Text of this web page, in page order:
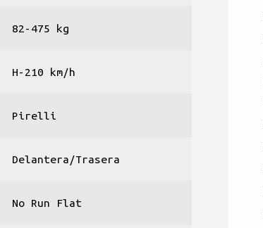
82-475 kg
H-210 km/h
Pirelli
Delantera/Trasera
No Run Flat